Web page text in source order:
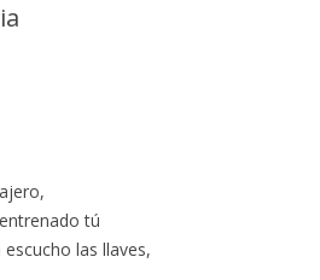
tú
las llaves,